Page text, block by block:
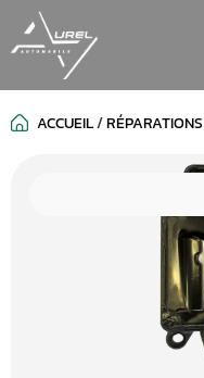
ACCUEIL/RÉPARATIONS